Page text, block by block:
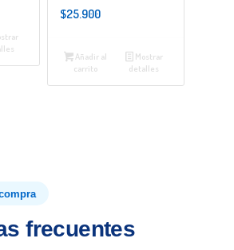
$25.900
Añadir al
carrito
Mostrar
detalles
frecuentes